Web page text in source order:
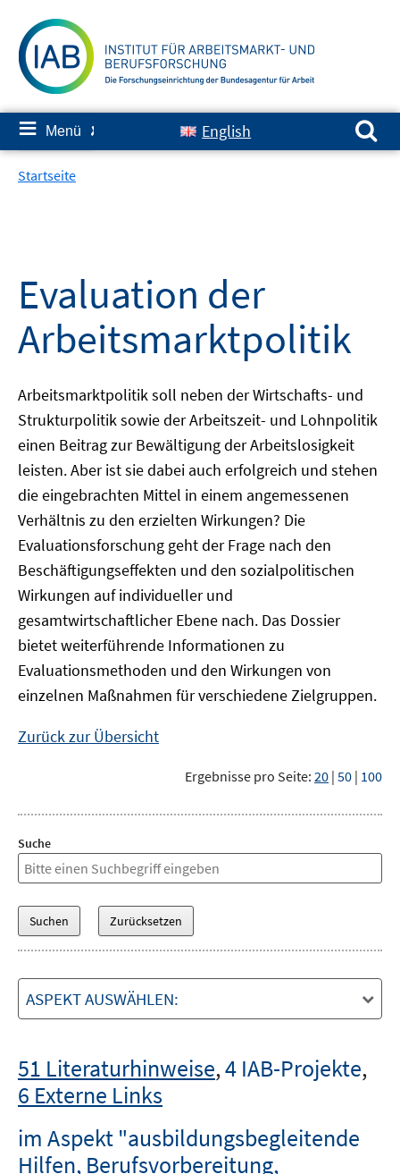
zum
Inhalt
≡ Menü ✘ English
Suchen nach:
Startseite
Evaluation der
Arbeitsmarktpolitik
Arbeitsmarktpolitik soll neben der Wirtschafts- und
Strukturpolitik sowie der Arbeitszeit- und Lohnpolitik
einen Beitrag zur Bewältigung der Arbeitslosigkeit
leisten. Aber ist sie dabei auch erfolgreich und stehen
die eingebrachten Mittel in einem angemessenen
Verhältnis zu den erzielten Wirkungen? Die
Evaluationsforschung geht der Frage nach den
Beschäftigungseffekten und den sozialpolitischen
Wirkungen auf individueller und
gesamtwirtschaftlicher Ebene nach. Das Dossier
bietet weiterführende Informationen zu
Evaluationsmethoden und den Wirkungen von
einzelnen Maßnahmen für verschiedene Zielgruppen.
Zurück zur Übersicht
Ergebnisse pro Seite: 20 | 50 | 100
Suche
ASPEKT AUSWÄHLEN:
51 Literaturhinweise,4 IAB-Projekte,
6 Externe Links
im Aspekt "ausbildungsbegleitende
Hilfen, Berufsvorbereitung,